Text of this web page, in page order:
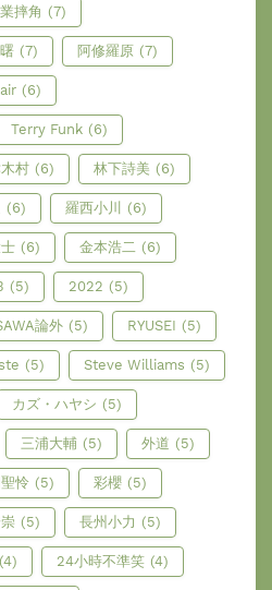
摔角 (7)
曙 (7) 阿修羅原 (7)
(6)
Terry Funk (6)
村 (6) 林下詩美 (6)
(6) 羅西小川 (6)
(6) 金本浩二 (6)
(5) 2022 (5)
論外 (5) RYUSEI (5)
(5) Steve Williams (5)
カズ・ハヤシ (5)
三浦大輔 (5) 外道 (5)
怜 (5) 彩櫻 (5)
(5) 長州小力 (5)
(4) 24小時不準笑 (4)